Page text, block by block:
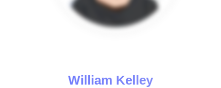
William Kelley